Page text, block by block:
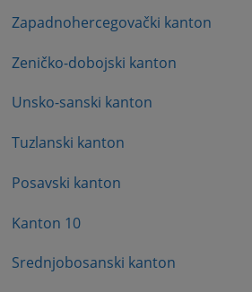
Zapadnohercegovački kanton
Zeničko-dobojski kanton
Unsko-sanski kanton
Tuzlanski kanton
Posavski kanton
Kanton 10
Srednjobosanski kanton